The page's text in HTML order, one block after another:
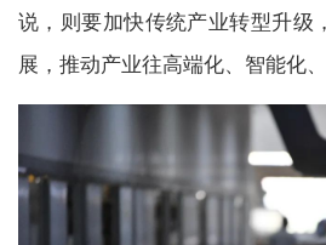
说，则要加快传统产业转型升级
展，推动产业往高端化、智能化